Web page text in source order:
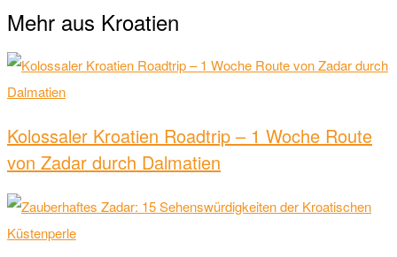
Mehr aus Kroatien
Kolossaler Kroatien Roadtrip – 1 Woche Route
von Zadar durch Dalmatien